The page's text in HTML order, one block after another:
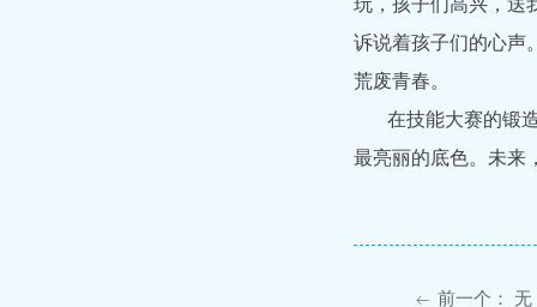
玩，孩子们高兴，送
诉说着孩子们的心声
荒废青春。
在技能大赛的锻
最亮丽的底色。未来
ꂃ 前一个： 无